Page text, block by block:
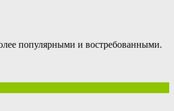
популярными и востребованными.